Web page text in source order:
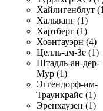
Хайлигенблут
Хальванг (1)
Хартберг (1)
Хоэнтауэрн (4)
Целль-ам-Зе (1)
Штадль-ан-дер-
Мур (1)
Эггендорф-им-
Траункрайс (1)
Эренхаузен (1)